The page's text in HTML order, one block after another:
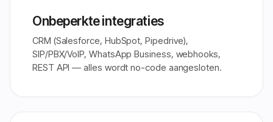
Onbeperkte integraties
CRM (Salesforce, HubSpot, Pipedrive),
SIP/PBX/VoIP, WhatsApp Business, webhooks,
REST API — alles wordt no-code aangesloten.